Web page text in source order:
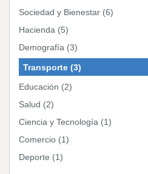
Sociedad y Bienestar (6)
Hacienda (5)
Demografía (3)
Transporte (3)
Educación (2)
Salud (2)
Ciencia y Tecnología (1)
Comercio (1)
Deporte (1)